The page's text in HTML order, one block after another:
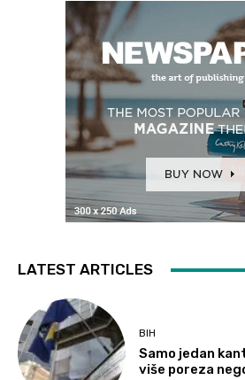
LATEST ARTICLES
BIH
Samo jedan
više poreza